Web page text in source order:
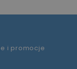
i promocje